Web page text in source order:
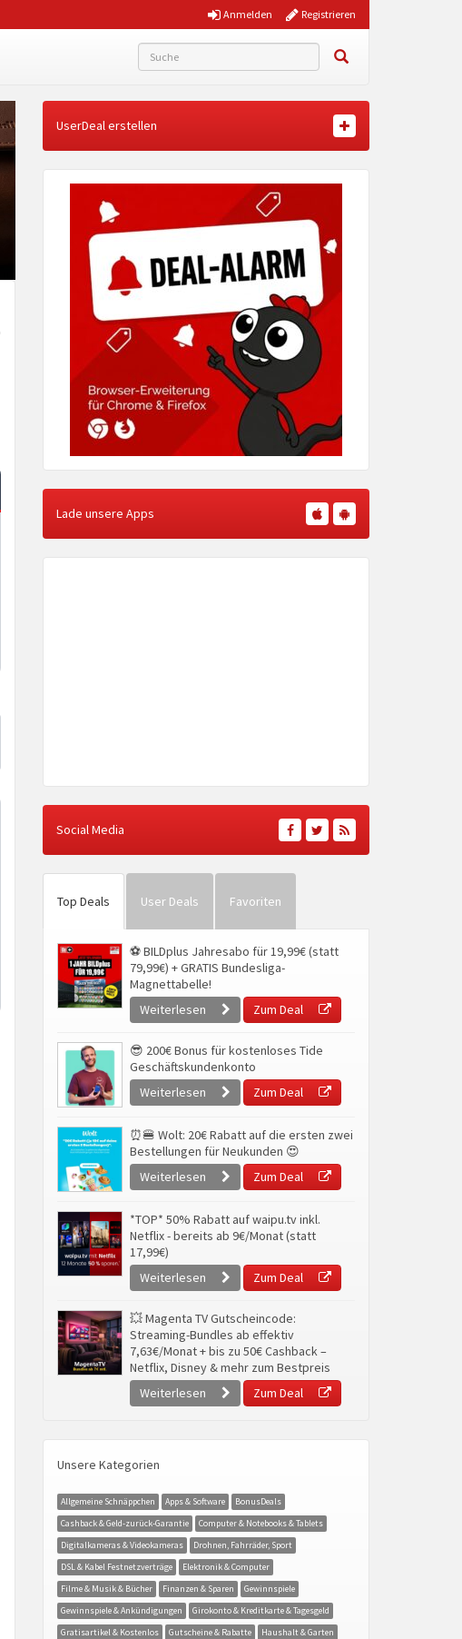
Registrieren
Anmelden
UserDeal erstellen
Lade unsere Apps
Social Media
Top Deals User Deals Favoriten
⚽ BILDplus Jahresabo für 19,99€ (statt
79,99€) + GRATIS Bundesliga-
Magnettabelle!
Weiterlesen
Zum Deal
😎 200€ Bonus für kostenloses Tide
Geschäftskundenkonto
Weiterlesen
Zum Deal
⏰🍔 Wolt: 20€ Rabatt auf die ersten zwei
Bestellungen für Neukunden 😍
Weiterlesen
Zum Deal
*TOP* 50% Rabatt auf waipu.tv inkl.
Netflix - bereits ab 9€/Monat (statt
17,99€)
Weiterlesen
Zum Deal
💥 Magenta TV Gutscheincode:
Streaming-Bundles ab effektiv
7,63€/Monat + bis zu 50€ Cashback –
Netflix, Disney & mehr zum Bestpreis
Weiterlesen
Zum Deal
Unsere Kategorien
Allgemeine Schnäppchen Apps & Software
BonusDeals
Cashback & Geld-zurück-Garantie
Computer & Notebooks & Tablets
Digitalkameras & Videokameras
Drohnen, Fahrräder, Sport
DSL & Kabel Festnetzverträge
Elektronik & Computer
Filme & Musik & Bücher
Finanzen & Sparen
Gewinnspiele
Gewinnspiele & Ankündigungen
Girokonto & Kreditkarte & Tagesgeld
Gratisartikel & Kostenlos
Gutscheine & Rabatte
Haushalt & Garten